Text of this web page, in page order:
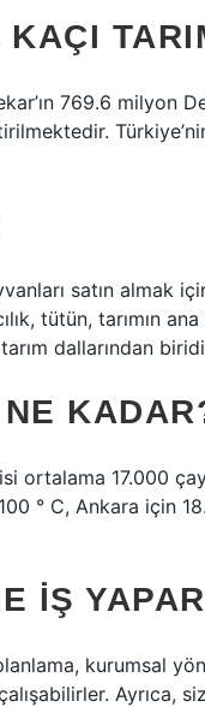
KAÇI
769.6 milyon
satın almak
tütün, tarımın
dallarından
ortalama 17.000 çay
° C, Ankara için
IŞ
kurumsal
Ayrıca,